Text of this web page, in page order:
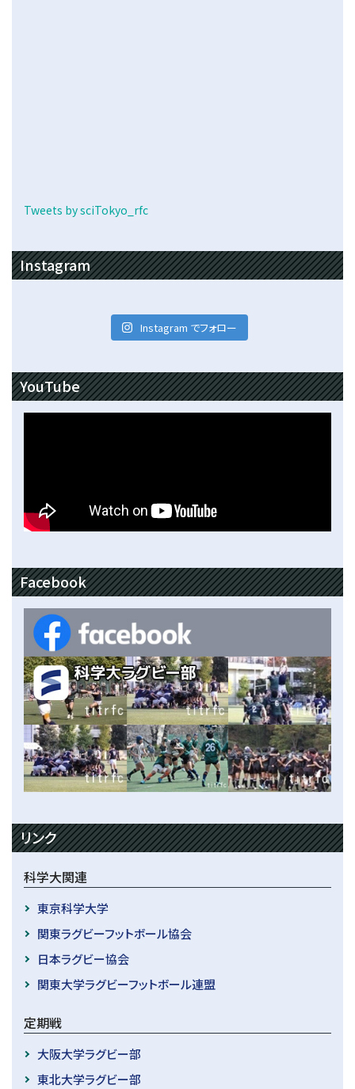
Tweets by sciTokyo_rfc
Instagram
Instagram でフォロー
YouTube
Facebook
リンク
科学大関連
東京科学大学
関東ラグビーフットボール協会
日本ラグビー協会
関東大学ラグビーフットボール連盟
定期戦
大阪大学ラグビー部
東北大学ラグビー部